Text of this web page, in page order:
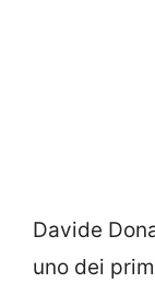
Davide
uno dei